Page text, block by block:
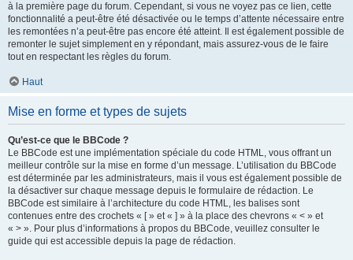
à la première page du forum. Cependant, si vous ne voyez pas ce lien, cette
fonctionnalité a peut-être été désactivée ou le temps d’attente nécessaire entre
les remontées n’a peut-être pas encore été atteint. Il est également possible de
remonter le sujet simplement en y répondant, mais assurez-vous de le faire
tout en respectant les règles du forum.
Haut
Mise en forme et types de sujets
Qu’est-ce que le BBCode ?
Le BBCode est une implémentation spéciale du code HTML, vous offrant un
meilleur contrôle sur la mise en forme d’un message. L’utilisation du BBCode
est déterminée par les administrateurs, mais il vous est également possible de
la désactiver sur chaque message depuis le formulaire de rédaction. Le
BBCode est similaire à l’architecture du code HTML, les balises sont
contenues entre des crochets « [ » et « ] » à la place des chevrons « < » et
« > ». Pour plus d’informations à propos du BBCode, veuillez consulter le
guide qui est accessible depuis la page de rédaction.